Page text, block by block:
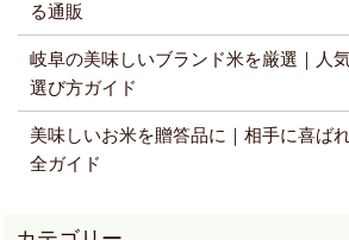
る通販
岐阜の美味しいブランド米を厳選｜人
選び方ガイド
美味しいお米を贈答品に｜相手に喜ば
全ガイド